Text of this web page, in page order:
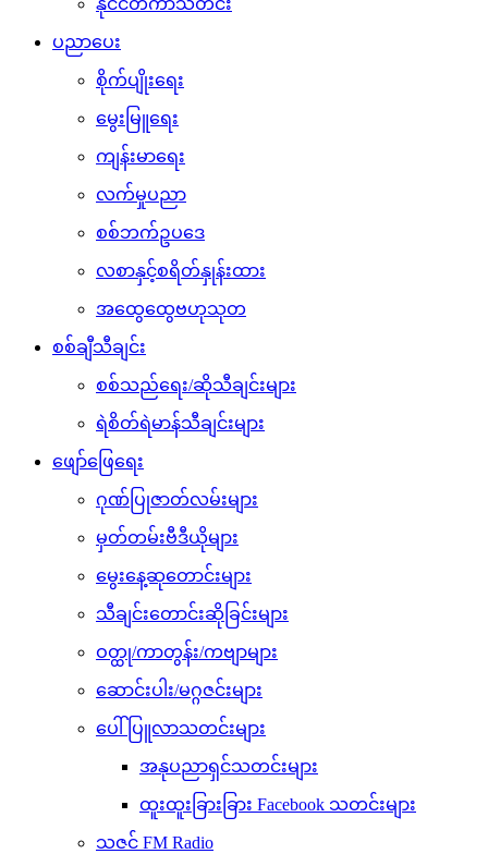
ပညာပေး
စိုက်ပျိုးရေး
မွေးမြူရေး
ကျန်းမာရေး
လက်မှုပညာ
စစ်ဘက်ဥပဒေ
လစာနှင့်စရိတ်နှုန်းထား
အထွေထွေဗဟုသုတ
စစ်ချီသီချင်း
စစ်သည်ရေး/ဆိုသီချင်းများ
ရဲစိတ်ရဲမာန်သီချင်းများ
ဖျော်ဖြေရေး
ဂုဏ်ပြုဇာတ်လမ်းများ
မှတ်တမ်းဗီဒီယိုများ
မွေးနေ့ဆုတောင်းများ
သီချင်းတောင်းဆိုခြင်းများ
ဝတ္ထု/ကာတွန်း/ကဗျာများ
ဆောင်းပါး/မဂ္ဂဇင်းများ
ပေါ်ပြူလာသတင်းများ
အနုပညာရှင်သတင်းများ
ထူးထူးခြားခြား Facebook သတင်းများ
သဇင် FM Radio